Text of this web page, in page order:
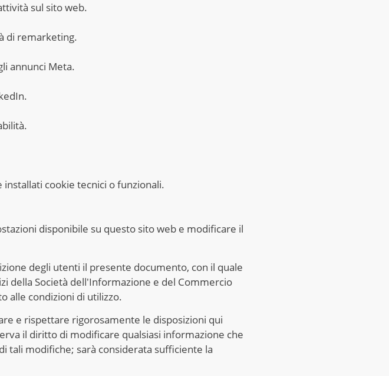
sul sito web.
di remarketing.
annunci Meta.
installati cookie tecnici o funzionali.
disponibile su questo sito web e modificare il
degli utenti il ​​presente documento, con il quale
della Società dell'Informazione e del Commercio
alle condizioni di utilizzo.
e rispettare rigorosamente le disposizioni qui
il diritto di modificare qualsiasi informazione che
tali modifiche; sarà considerata sufficiente la